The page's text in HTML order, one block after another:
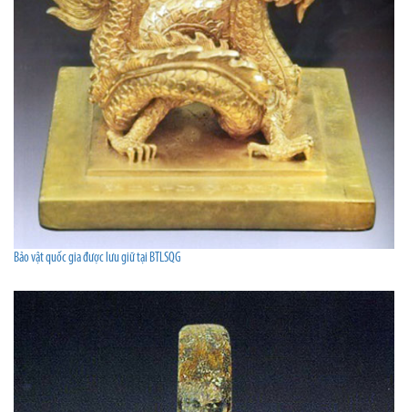
Bảo vật quốc gia được lưu giữ tại BTLSQG